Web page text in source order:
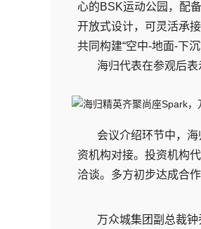
心的BSK运动公园，配
开放式设计，可灵活承
共同构建“空中-地面-下
海归代表在参观后
会议介绍环节中，
资机构对接。投资机构
洽谈。多方初步达成合
万众城集团副总裁